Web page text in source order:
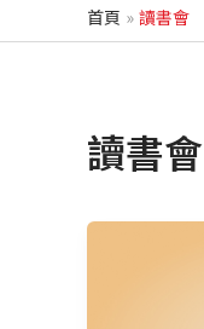
首頁 讀書會
讀書會